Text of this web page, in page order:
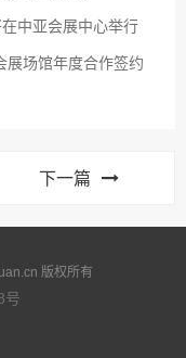
中亚会展中心举行
展场馆年度合作签约
下一篇
版权所有
号